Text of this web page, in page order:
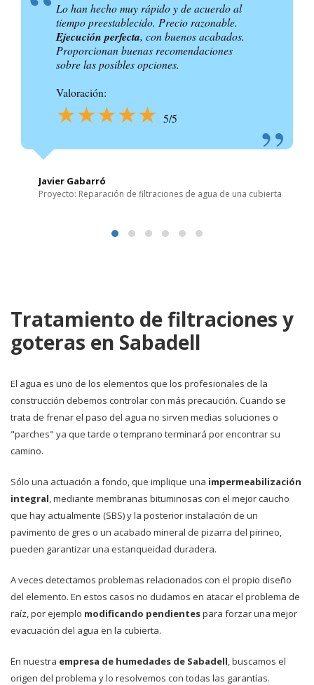
Lo han hecho muy rápido y de acuerdo al
tiempo preestablecido. Precio razonable.
Ejecución perfecta, con buenos acabados.
Proporcionan buenas recomendaciones
sobre las posibles opciones.
Valoración:
★★★★★ 5/5
Javier Gabarró
Proyecto: Reparación de filtraciones de agua de una cubierta
Tratamiento de filtraciones y
goteras en Sabadell
El agua es uno de los elementos que los profesionales de la
construcción debemos controlar con más precaución. Cuando se
trata de frenar el paso del agua no sirven medias soluciones o
"parches" ya que tarde o temprano terminará por encontrar su
camino.
Sólo una actuación a fondo, que implique una impermeabilización
integral , mediante membranas bituminosas con el mejor caucho
que hay actualmente (SBS) y la posterior instalación de un
pavimento de gres o un acabado mineral de pizarra del pirineo,
pueden garantizar una estanqueidad duradera.
A veces detectamos problemas relacionados con el propio diseño
del elemento. En estos casos no dudamos en atacar el problema de
raíz, por ejemplo modificando pendientespara forzar una mejor
evacuación del agua en la cubierta.
En nuestra empresa de humedades de Sabadell , buscamos el
origen del problema y lo resolvemos con todas las garantías.